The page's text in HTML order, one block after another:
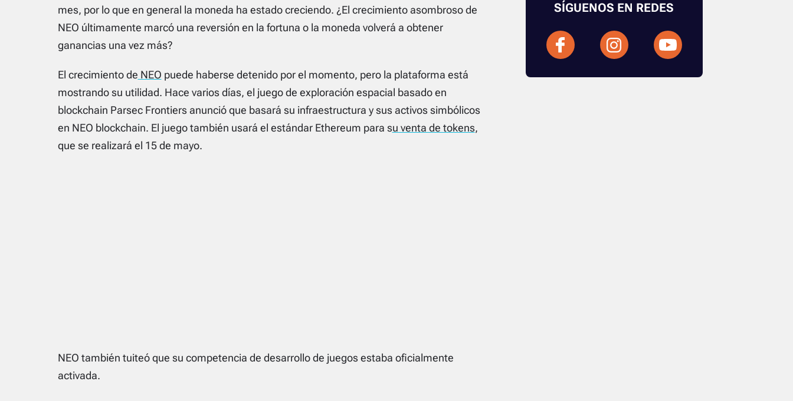
mes, por lo que en general la moneda ha estado creciendo. ¿El crecimiento asombroso de
NEO últimamente marcó una reversión en la fortuna o la moneda volverá a obtener
ganancias una vez más?
El crecimiento de NEO puede haberse detenido por el momento, pero la plataforma está
mostrando su utilidad. Hace varios días, el juego de exploración espacial basado en
blockchain Parsec Frontiers anunció que basará su infraestructura y sus activos simbólicos
en NEO blockchain. El juego también usará el estándar Ethereum para su venta de tokens,
que se realizará el 15 de mayo.
NEO también tuiteó que su competencia de desarrollo de juegos estaba oficialmente
activada.
SÍGUENOS EN REDES